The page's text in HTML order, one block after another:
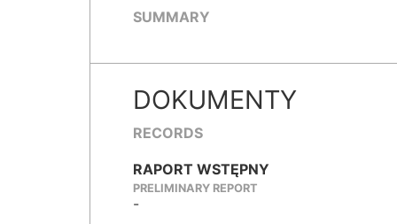
SUMMARY
DOKUMENTY
RECORDS
RAPORT WSTĘPNY
PRELIMINARY REPORT
-